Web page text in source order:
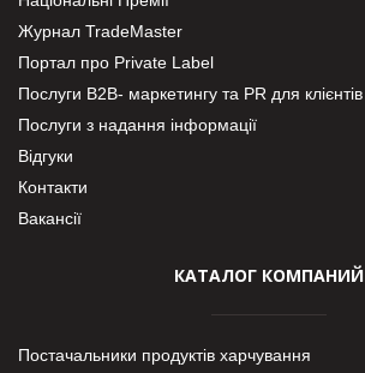
Журнал TradeMaster
Портал про Private Label
Послуги В2В- маркетингу та PR для клієнтів
Послуги з надання інформації
Відгуки
Контакти
Вакансії
КАТАЛОГ КОМПАНИЙ
Постачальники продуктів харчування